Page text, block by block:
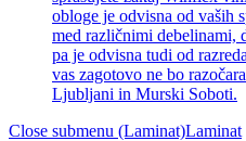
obloge je odvisna od vaših
med različnimi debelinami,
pa je odvisna tudi od
vas zagotovo ne bo
Ljubljani in Murski Soboti.
Close submenu (Laminat)Laminat